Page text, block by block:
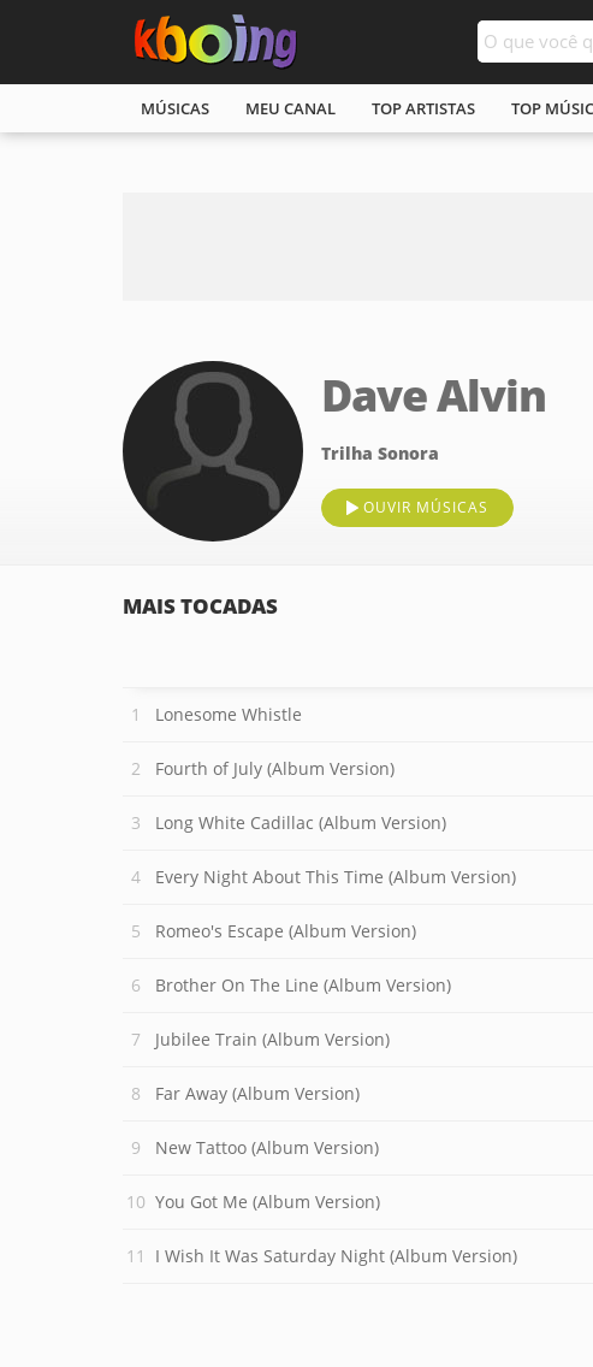
MÚSICAS MEU CANAL TOP ARTISTAS TOP
Dave Alvin
Trilha Sonora
OUVIR MÚSICAS
MAIS TOCADAS
Lonesome Whistle
Fourth of July (Album Version)
Long White Cadillac (Album Version)
Every Night About This Time (Album Version)
Romeo's Escape (Album Version)
Brother On The Line (Album Version)
Jubilee Train (Album Version)
Far Away (Album Version)
New Tattoo (Album Version)
You Got Me (Album Version)
I Wish It Was Saturday Night (Album Version)